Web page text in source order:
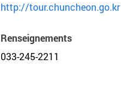
http://tour.chuncheon.go.kr
Renseignements
033-245-2211